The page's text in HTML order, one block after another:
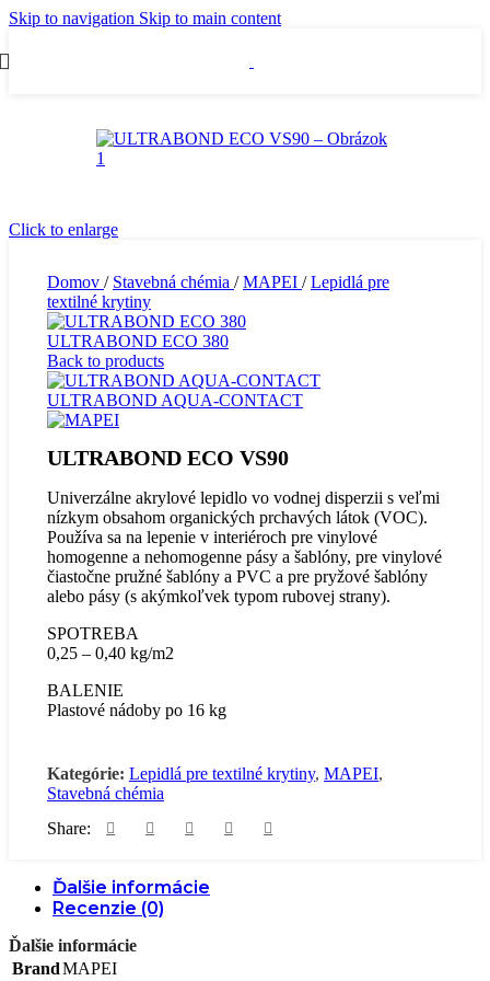
Skip to navigation Skip to main content
Click to enlarge
Domov / Stavebná chémia / MAPEI / Lepidlá pre
textilné krytiny
ULTRABOND ECO 380
Back to products
ULTRABOND AQUA-CONTACT
ULTRABOND ECO VS90
Univerzálne akrylové lepidlo vo vodnej disperzii s veľmi
nízkym obsahom organických prchavých látok (VOC).
Používa sa na lepenie v interiéroch pre vinylové
homogenne a nehomogenne pásy a šablóny, pre vinylové
čiastočne pružné šablóny a PVC a pre pryžové šablóny
alebo pásy (s akýmkoľvek typom rubovej strany).
SPOTREBA
0,25 – 0,40 kg/m2
BALENIE
Plastové nádoby po 16 kg
Kategórie: Lepidlá pre textilné krytiny, MAPEI,
Stavebná chémia
Share:
Ďalšie informácie
Recenzie (0)
Ďalšie informácie
BrandMAPEI